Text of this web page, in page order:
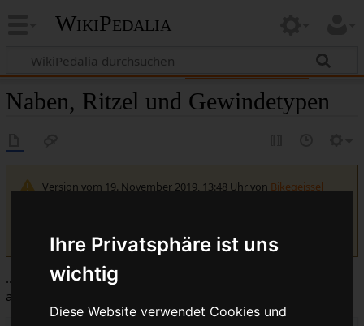
Ihre Privatsphäre ist uns
wichtig
Diese Website verwendet Cookies und
WikiPedalia
Naben, Ritzel und Gewindetypen
Version vom 19. November 2019, 13:48 Uhr von Bikegeissel
(Unterschied) | Nächstjüngere Version → (Unterschied)
...Naben, Ritzel, Gewindetypen oder... welches Ritzel passt
auf welche Nabe?